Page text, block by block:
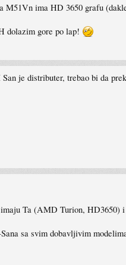
M51Vn ima HD 3650 grafu
dolazim gore po lap!
je distributer, trebao bi da
Ta (AMD Turion,
sa svim dobavljivim